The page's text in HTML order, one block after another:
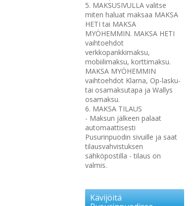
5. MAKSUSIVULLA valitse
miten haluat maksaa MAKSA
HETI tai MAKSA
MYÖHEMMIN. MAKSA HETI
vaihtoehdot
verkkopankkimaksu,
mobiilimaksu, korttimaksu.
MAKSA MYÖHEMMIN
vaihtoehdot Klarna, Op-lasku-
tai osamaksutapa ja Wallys
osamaksu.
6. MAKSA TILAUS
- Maksun jälkeen palaat
automaattisesti
Pusurinpuodin sivuille ja saat
tilausvahvistuksen
sähköpostilla - tilaus on
valmis.
Kävijöitä